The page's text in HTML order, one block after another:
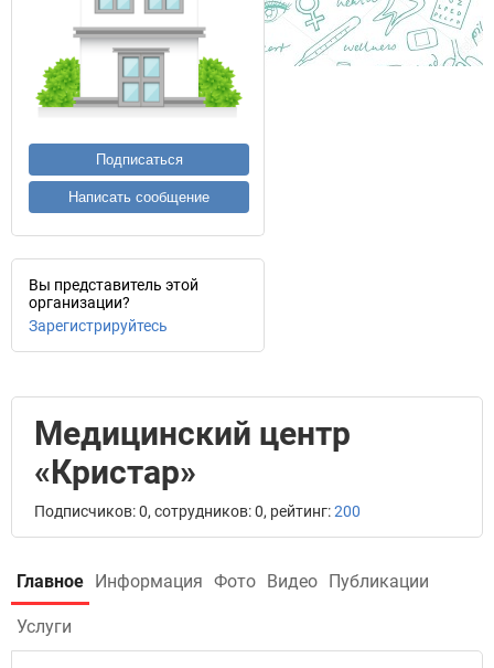
Подписаться
Написать сообщение
Вы представитель этой
организации?
Зарегистрируйтесь
Медицинский центр
«Кристар»
Подписчиков: 0, сотрудников: 0, рейтинг:200
Главное Информация Фото Видео Публикации
Услуги